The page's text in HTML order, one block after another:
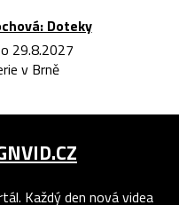
Doteky
29.8.2027
v Brně
Každý den nová videa